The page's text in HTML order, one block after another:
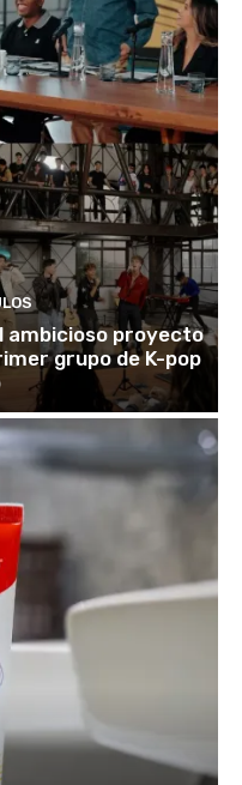
ambicioso proyecto
grupo de K-pop